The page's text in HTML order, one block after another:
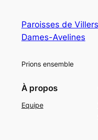
Paroisses de
Dames-Avelines
Prions ensemble
À propos
Equipe